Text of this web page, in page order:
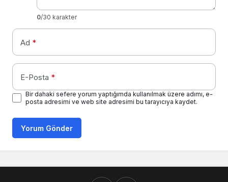
0/30 karakter
Ad *
E-Posta *
Bir dahaki sefere yorum yaptığımda kullanılmak üzere adımı, e-
posta adresimi ve web site adresimi bu tarayıcıya kaydet.
Yorum Gönder